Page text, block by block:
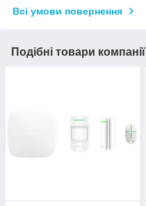
Всі умови повернення
Подібні товари компанії